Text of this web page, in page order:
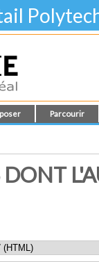
Parcourir